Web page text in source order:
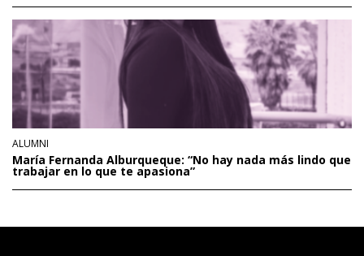
ALUMNI
María Fernanda Alburqueque: “No hay nada más lindo que
trabajar en lo que te apasiona”